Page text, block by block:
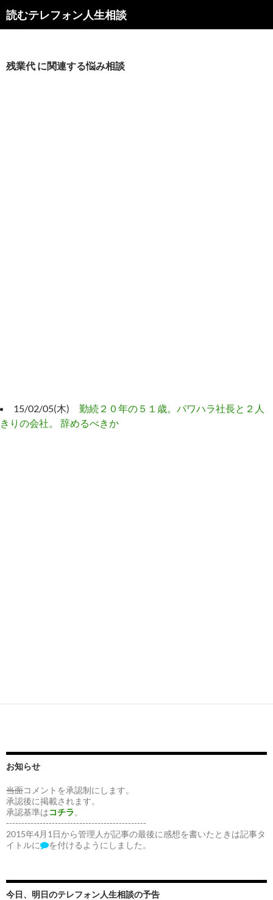
読むテレフォン人生相談
残業代 に関連する悩み相談
15/02/05(木) 勤続２０年の５１歳。パワハラ社長と２人
きりの会社。 辞めるべきか
お知らせ
当面コメントを承認制にします。
承認後に掲載されます。
承認基準はコチラ 。
----------------------------------------------
2015年4月1日から管理人が記事の最後に感想を書いたときは記事タ
イトルに
を付けるようにしました。
今日、明日のテレフォン人生相談の予告